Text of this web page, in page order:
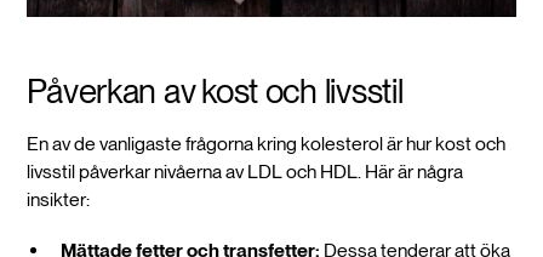
Påverkan av kost och livsstil
En av de vanligaste frågorna kring kolesterol är hur kost och
livsstil påverkar nivåerna av LDL och HDL. Här är några
insikter:
Mättade fetter och transfetter: Dessa tenderar att öka